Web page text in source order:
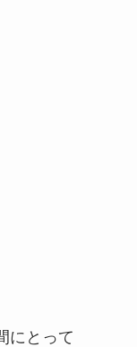
にとって